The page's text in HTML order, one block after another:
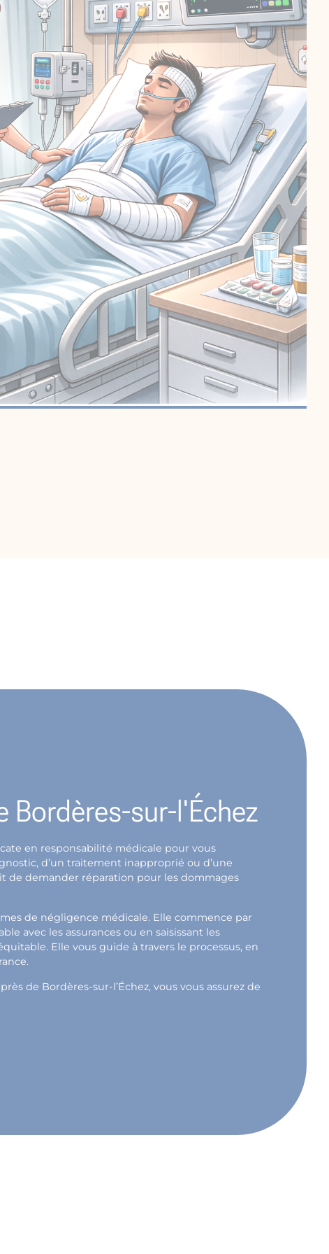
Bordères-sur-l'Échez
en responsabilité médicale pour vous
d’un traitement inapproprié ou d’une
de demander réparation pour les dommages
de négligence médicale. Elle commence par
avec les assurances ou en saisissant les
Elle vous guide à travers le processus, en
de Bordères-sur-l’Échez, vous vous assurez de